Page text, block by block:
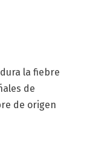
la fiebre
de
de origen